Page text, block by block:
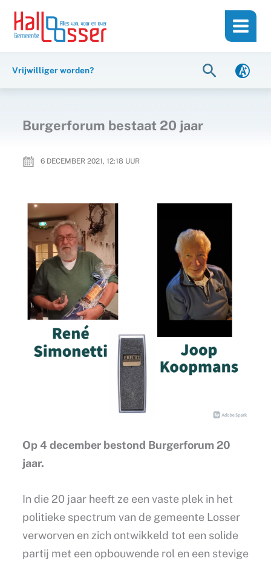
inhoud
naar
Vrijwilliger worden? Zoeken
Burgerforum bestaat 20 jaar
6 DECEMBER 2021, 12:18 UUR
Op 4 december bestond Burgerforum 20
jaar.
In die 20 jaar heeft ze een vaste plek in het
politieke spectrum van de gemeente Losser
verworven en zich ontwikkeld tot een solide
partij met een opbouwende rol en een stevige